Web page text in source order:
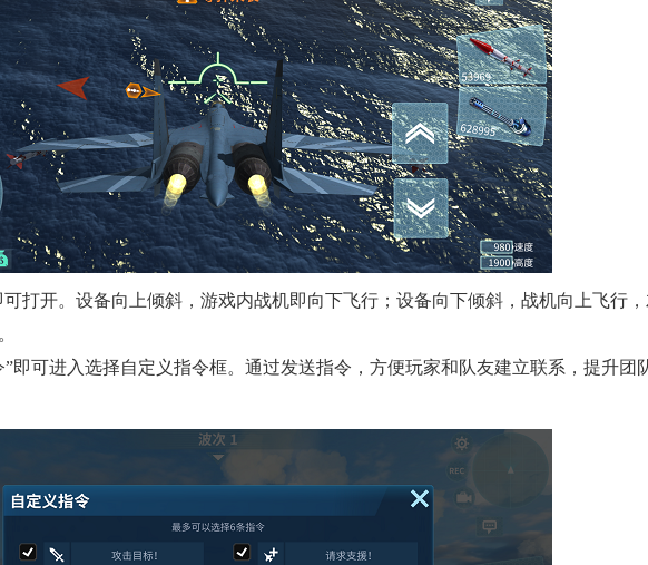
打开。设备向上倾斜，游戏内战机即向下飞行；设备向下倾斜，战机向上飞行
即可进入选择自定义指令框。通过发送指令，方便玩家和队友建立联系，提升团